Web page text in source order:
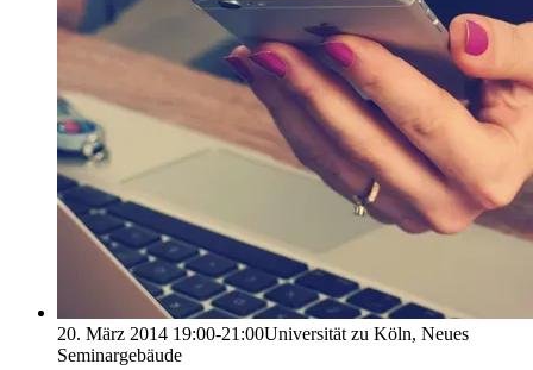
20. März 2014 19:00-21:00Universität zu Köln, Neues
Seminargebäude